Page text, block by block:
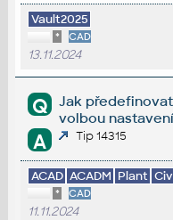
Vault2025
* CAD
13.11.2024
Q
Jak
volbou
A Tip 14315
ACAD ACADM Plant
* CAD
11.11.2024